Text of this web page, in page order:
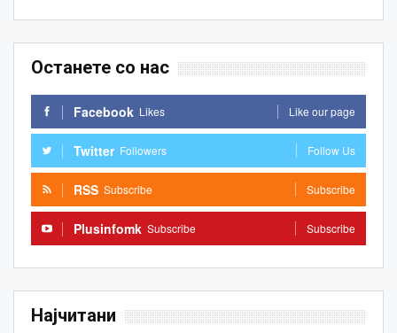
Останете со нас
Facebook Likes Like our page
Twitter Followers Follow Us
RSS Subscribe Subscribe
Plusinfomk Subscribe Subscribe
Најчитани